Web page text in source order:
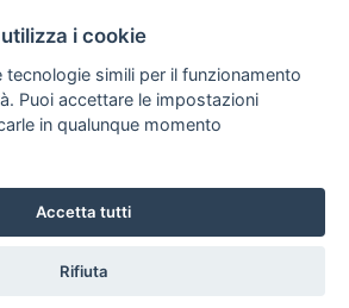
Turismo Italia S.r.L. unipersonale
San Giorgio (FM) - P.IVA: 01665350433
- R.E.A. FM-195884
i cookie
simili per il funzionamento
Puoi accettare le impostazioni
in qualunque momento
Accetta tutti
Rifiuta